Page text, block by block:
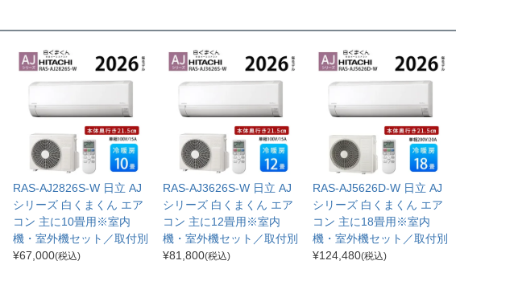
RAS-AJ2826S-W 日立 AJ
シリーズ 白くまくん エア
コン 主に10畳用※室内
機・室外機セット／取付別
¥67,000(税込)
RAS-AJ3626S-W 日立 AJ
シリーズ 白くまくん エア
コン 主に12畳用※室内
機・室外機セット／取付別
¥81,800(税込)
RAS-AJ5626D-W 日立 AJ
シリーズ 白くまくん エア
コン 主に18畳用※室内
機・室外機セット／取付別
¥124,480(税込)